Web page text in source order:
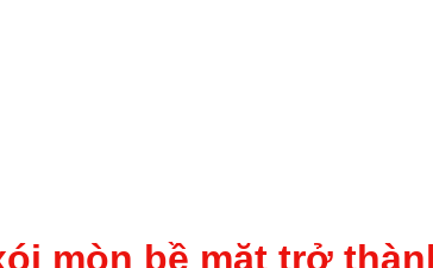
mòn bề mặt trở